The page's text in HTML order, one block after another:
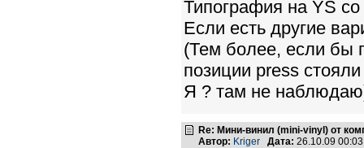
Типография на YS со
Если есть другие
(Тем более, если бы
позиции press
Я ? там не
Re: Мини-винил (mini-vinyl) от
Автор: Kriger Дата: 26.10.09